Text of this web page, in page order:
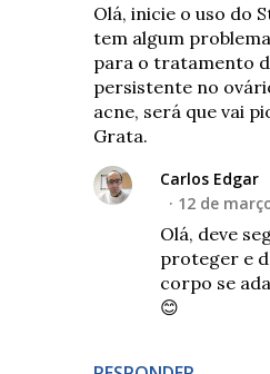
Olá, inicie o uso do
tem algum
para o tratamento
persistente no
acne, será que vai
Grata.
Carlos Edgar
12 de
Olá, deve
proteger e
corpo se
😊